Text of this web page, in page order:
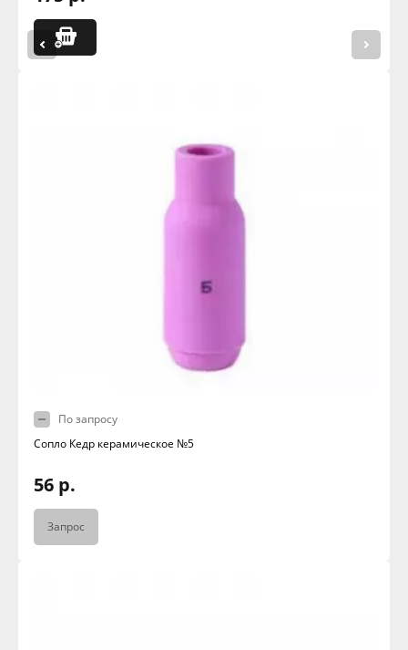
По запросу
Сопло Кедр керамическое №5
56 р.
Запрос